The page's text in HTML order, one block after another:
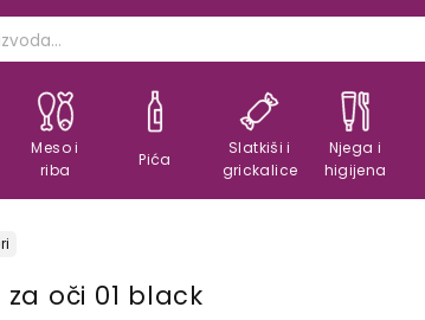
Meso i
riba
Pića
Slatkiši i
grickalice
Njega i
higijena
za oči 01 black